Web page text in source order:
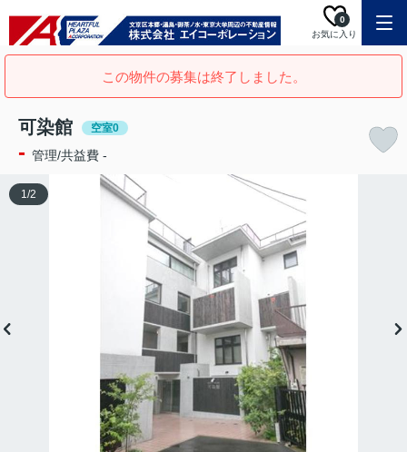
お気に入り
0
この物件の募集は終了しました。
可染館 空室0
- 管理/共益費 -
1/2